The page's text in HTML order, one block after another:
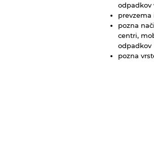
odpadkov
prevzema
pozna
centri,
odpadkov
pozna